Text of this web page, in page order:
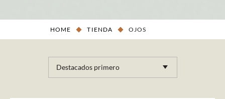
HOME TIENDA OJOS
Destacados primero